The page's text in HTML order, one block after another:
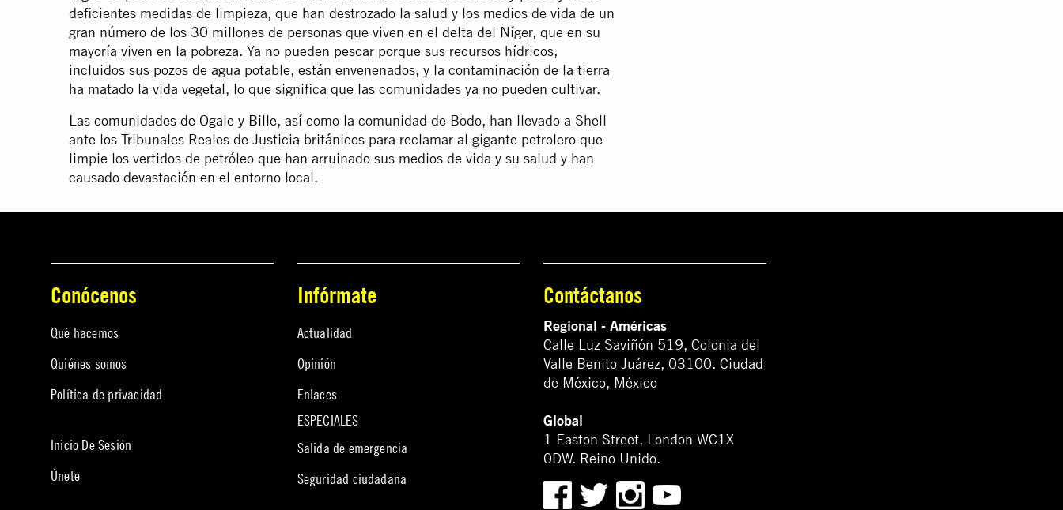
deficientes medidas de limpieza, que han destrozado la salud y los medios de vida de un
gran número de los 30 millones de personas que viven en el delta del Níger, que en su
mayoría viven en la pobreza. Ya no pueden pescar porque sus recursos hídricos,
incluidos sus pozos de agua potable, están envenenados, y la contaminación de la tierra
ha matado la vida vegetal, lo que significa que las comunidades ya no pueden cultivar.
Las comunidades de Ogale y Bille, así como la comunidad de Bodo, han llevado a Shell
ante los Tribunales Reales de Justicia británicos para reclamar al gigante petrolero que
limpie los vertidos de petróleo que han arruinado sus medios de vida y su salud y han
causado devastación en el entorno local.
Conócenos
Qué hacemos
Quiénes somos
Política de privacidad
Inicio De Sesión
Únete
Infórmate
Actualidad
Opinión
Enlaces
ESPECIALES
Salida de emergencia
Seguridad ciudadana
Contáctanos
Regional - Américas
Calle Luz Saviñón 519, Colonia del
Valle Benito Juárez, 03100. Ciudad
de México, México
Global
1 Easton Street, London WC1X
0DW. Reino Unido.